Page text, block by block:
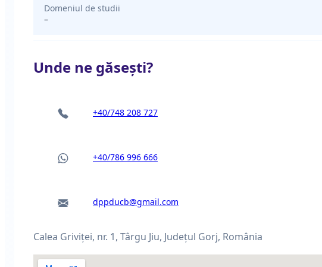
Domeniul de studii
–
Unde ne găsești?
+40/748 208 727
+40/786 996 666
dppducb@gmail.com
Calea Griviței, nr. 1, Târgu Jiu, Judeţul Gorj, România